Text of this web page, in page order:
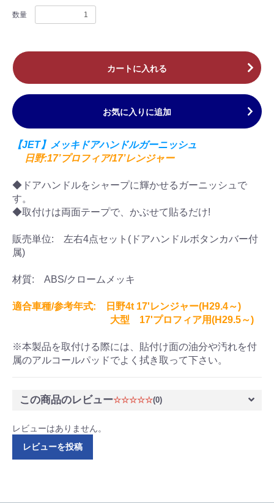
数量
カートに入れる
お気に入りに追加
【JET】メッキドアハンドルガーニッシュ
日野:17’プロフィア/17’レンジャー
◆ドアハンドルをシャープに輝かせるガーニッシュで
す。
◆取付けは両面テープで、かぶせて貼るだけ!
販売単位: 左右4点セット(ドアハンドルボタンカバー付
属)
材質: ABS/クロームメッキ
適合車種/参考年式: 日野4t 17'レンジャー(H29.4～)
大型 17'プロフィア用(H29.5～)
※本製品を取付ける際には、貼付け面の油分や汚れを付
属のアルコールパッドでよく拭き取って下さい。
この商品のレビュー☆☆☆☆☆(0)
レビューはありません。
レビューを投稿